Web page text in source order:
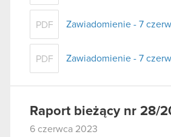
PDF Zawiadomienie - 7
PDF Zawiadomienie - 7
Raport bieżący nr 28/
6 czerwca 2023